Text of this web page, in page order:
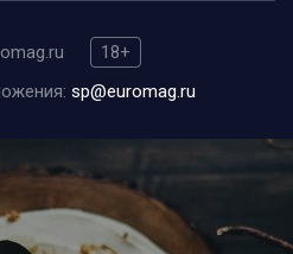
18+
sp@euromag.ru